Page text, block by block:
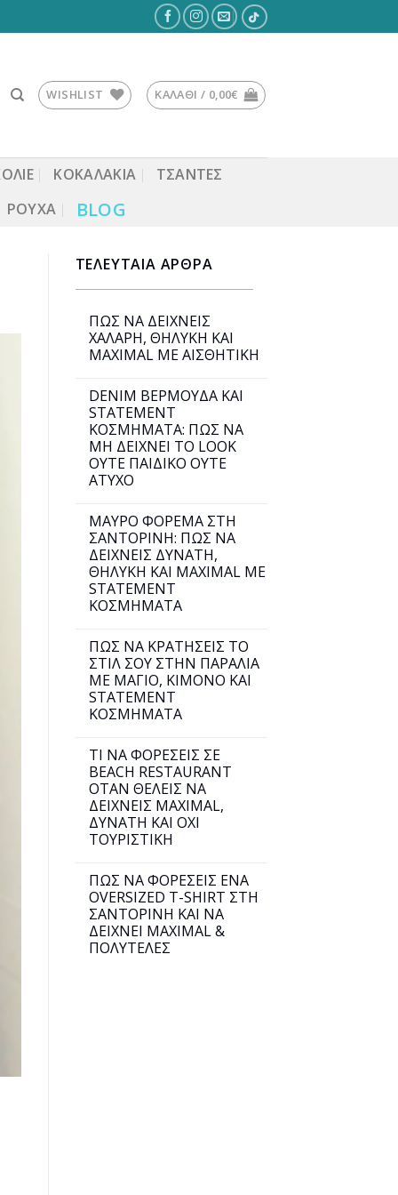
WISHLIST ΚΑΛΆΘΙ / 0,00€
ΚΟΚΑΛΆΚΙΑ
ΤΣΆΝΤΕΣ
ΡΟΎΧΑ
BLOG
ΤΕΛΕΥΤΑΙΑ ΑΡΘΡΑ
ΠΩΣ ΝΑ ΔΕΙΧΝΕΙΣ
ΧΑΛΑΡΗ, ΘΗΛΥΚΗ ΚΑΙ
MAXIMAL ΜΕ ΑΙΣΘΗΤΙΚΗ
DENIM ΒΕΡΜΟΥΔΑ ΚΑΙ
STATEMENT
ΚΟΣΜΗΜΑΤΑ: ΠΩΣ ΝΑ
ΜΗ ΔΕΙΧΝΕΙ ΤΟ LOOK
ΟΥΤΕ ΠΑΙΔΙΚΟ ΟΥΤΕ
ΑΤΥΧΟ
ΜΑΥΡΟ ΦΟΡΕΜΑ ΣΤΗ
ΣΑΝΤΟΡΙΝΗ: ΠΩΣ ΝΑ
ΔΕΙΧΝΕΙΣ ΔΥΝΑΤΗ,
ΘΗΛΥΚΗ ΚΑΙ MAXIMAL ΜΕ
STATEMENT
ΚΟΣΜΗΜΑΤΑ
ΠΩΣ ΝΑ ΚΡΑΤΗΣΕΙΣ ΤΟ
ΣΤΙΛ ΣΟΥ ΣΤΗΝ ΠΑΡΑΛΙΑ
ΜΕ ΜΑΓΙΟ, ΚΙΜΟΝΟ ΚΑΙ
STATEMENT
ΚΟΣΜΗΜΑΤΑ
ΤΙ ΝΑ ΦΟΡΕΣΕΙΣ ΣΕ
BEACH RESTAURANT
ΟΤΑΝ ΘΕΛΕΙΣ ΝΑ
ΔΕΙΧΝΕΙΣ MAXIMAL,
ΔΥΝΑΤΗ ΚΑΙ ΟΧΙ
ΤΟΥΡΙΣΤΙΚΗ
ΠΩΣ ΝΑ ΦΟΡΕΣΕΙΣ ΕΝΑ
OVERSIZED T-SHIRT ΣΤΗ
ΣΑΝΤΟΡΙΝΗ ΚΑΙ ΝΑ
ΔΕΙΧΝΕΙ MAXIMAL &
ΠΟΛΥΤΕΛΕΣ